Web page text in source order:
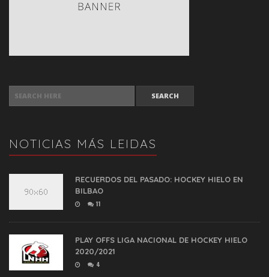
NOTICIAS MÁS LEIDAS
RECUERDOS DEL PASADO: HOCKEY HIELO EN
BILBAO
11
PLAY OFFS LIGA NACIONAL DE HOCKEY HIELO
2020/2021
4